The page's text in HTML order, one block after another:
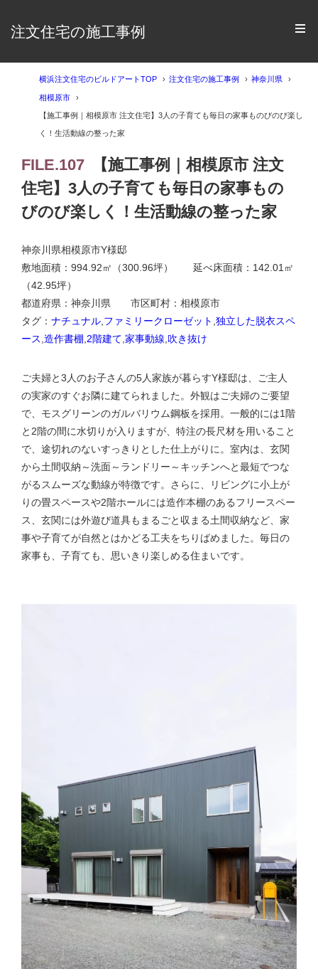
注文住宅の施工事例
横浜注文住宅のビルドアートTOP 注文住宅の施工事例 神奈川県
相模原市
【施工事例｜相模原市 注文住宅】3人の子育ても毎日の家事ものびのび楽し
く！生活動線の整った家
FILE.107
【施工事例｜相模原市 注文
住宅】3人の子育ても毎日の家事もの
びのび楽しく！生活動線の整った家
神奈川県相模原市Y様邸
敷地面積：994.92㎡（300.96坪） 延べ床面積：142.01㎡
（42.95坪）
都道府県：神奈川県 市区町村：相模原市
タグ： ナチュナル ファミリークローゼット 独立した脱衣スペ
ース 造作書棚 2階建て 家事動線 吹き抜け
ご夫婦と3人のお子さんの5人家族が暮らすY様邸は、ご主人
の実家のすぐお隣に建てられました。外観はご夫婦のご要望
で、モスグリーンのガルバリウム鋼板を採用。一般的には1階
と2階の間に水切りが入りますが、特注の長尺材を用いること
で、途切れのないすっきりとした仕上がりに。室内は、玄関
から土間収納～洗面～ランドリー～キッチンへと最短でつな
がるスムーズな動線が特徴です。さらに、リビングに小上が
りの畳スペースや2階ホールには造作本棚のあるフリースペー
ス、玄関には外遊び道具もまるごと収まる土間収納など、家
事や子育てが自然とはかどる工夫をちりばめました。毎日の
家事も、子育ても、思いきり楽しめる住まいです。